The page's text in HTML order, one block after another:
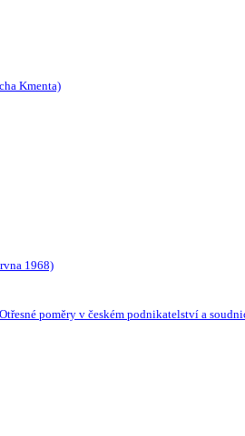
Kmenta)
1968)
poměry v českém podnikatelství a